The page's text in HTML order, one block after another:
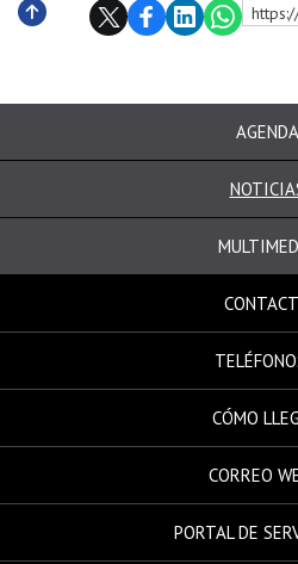
AGENDA
CÓMO
CORREO
PORTAL DE